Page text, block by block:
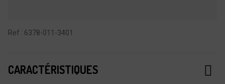
Ref : 6378-011-3401
CARACTÉRISTIQUES